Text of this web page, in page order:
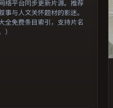
络平台同步更新片源。推荐
事与人文关怀题材的影迷。
全免费条目索引，支持片名